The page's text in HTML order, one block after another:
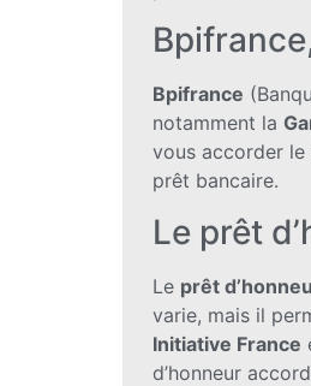
Bpifrance
notamment la
vous accorder le
prêt bancaire.
Le prêt
Le prêt
varie, mais il
Initiative France
d’honneur